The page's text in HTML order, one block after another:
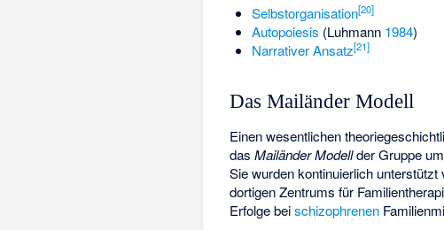
Selbstorganisation[20]
Autopoiesis (Luhmann 1984)
Narrativer Ansatz[21]
Das Mailänder Modell
Einen wesentlichen
dasMailänder Modellder Gruppe um
Sie wurden kontinuierlich unterstützt
dortigen Zentrums für
Erfolge beischizophrenen